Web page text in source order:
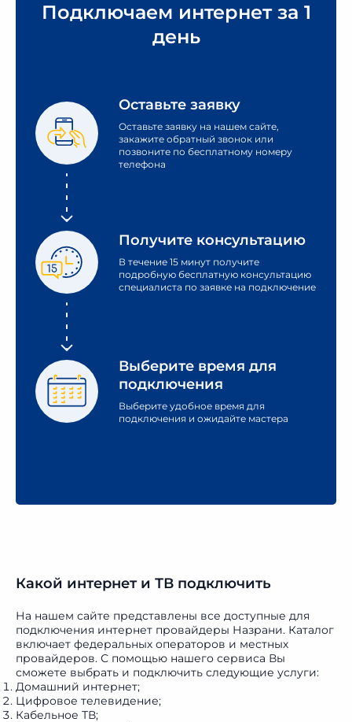
Подключаем интернет за 1
день
Оставьте заявку
Оставьте заявку на нашем сайте,
закажите обратный звонок или
позвоните по бесплатному номеру
телефона
Получите консультацию
В течение 15 минут получите
подробную бесплатную консультацию
специалиста по заявке на подключение
Выберите время для
подключения
Выберите удобное время для
подключения и ожидайте мастера
Какой интернет и ТВ подключить
На нашем сайте представлены все доступные для
подключения интернет провайдеры Назрани. Каталог
включает федеральных операторов и местных
провайдеров. С помощью нашего сервиса Вы
сможете выбрать и подключить следующие услуги:
Домашний интернет;
Цифровое телевидение;
Кабельное ТВ;